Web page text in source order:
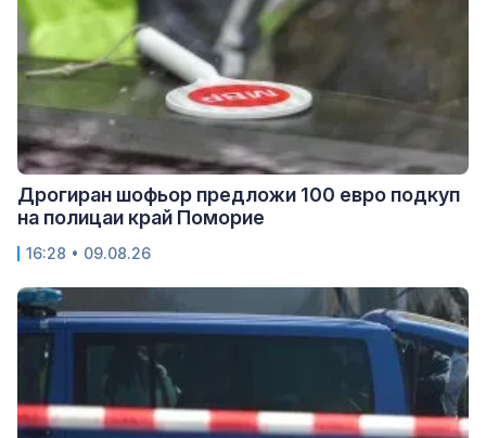
Дрогиран шофьор предложи 100 евро подкуп
на полицаи край Поморие
16:28 • 09.08.26